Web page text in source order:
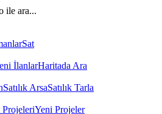
ile ara...
Sat
İlanlarHaritada Ara
Satılık ArsaSatılık Tarla
Yeni Projeler